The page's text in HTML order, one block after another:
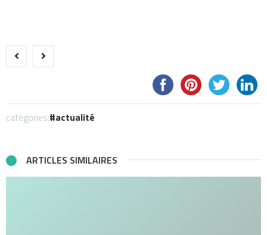
catégories: actualité
ARTICLES SIMILAIRES